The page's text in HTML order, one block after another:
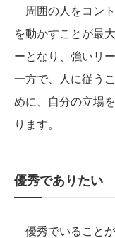
周囲の人をコン
を動かすことが最
ーとなり、強いリ
一方で、人に従う
めに、自分の立場
ります。
優秀でありたい
優秀でいること